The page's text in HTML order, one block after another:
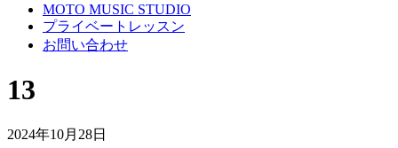
MOTO MUSIC STUDIO
プライベートレッスン
お問い合わせ
13
2024年10月28日